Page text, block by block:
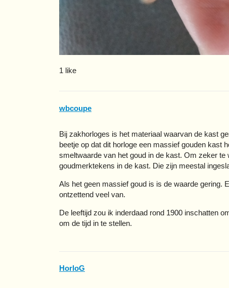
1 like
wbcoupe
Bij zakhorloges is het materiaal waarvan de kast
beetje op dat dit horloge een massief gouden kast
smeltwaarde van het goud in de kast. Om zeker
goudmerktekens in de kast. Die zijn meestal
Als het geen massief goud is is de waarde gering.
ontzettend veel van.
De leeftijd zou ik inderdaad rond 1900 inschatten
om de tijd in te stellen.
HorloG